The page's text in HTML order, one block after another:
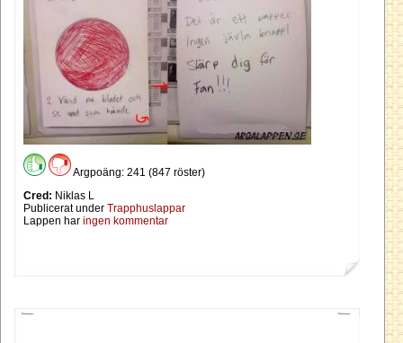
Argpoäng: 241 (847 röster)
Cred: Niklas L
Publicerat under Trapphuslappar
Lappen har ingen kommentar